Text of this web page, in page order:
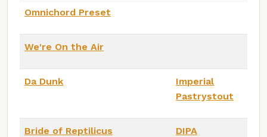
Omnichord Preset
We're On the Air
Da Dunk
Imperial
Pastrystout
Bride of Reptilicus DIPA